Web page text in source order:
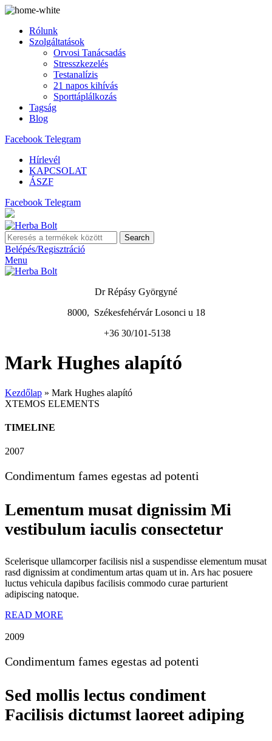
Rólunk
Szolgáltatások
Orvosi Tanácsadás
Stresszkezelés
Testanalízis
21 napos kihívás
Sporttáplálkozás
Tagság
Blog
Facebook Telegram
Hírlevél
KAPCSOLAT
ÁSZF
Facebook Telegram
Search
Belépés/Regisztráció
Menu
Dr Répásy Györgyné
8000, Székesfehérvár Losonci u 18
+36 30/101-5138
Mark Hughes alapító
Kezdőlap » Mark Hughes alapító
XTEMOS ELEMENTS
TIMELINE
2007
Condimentum fames egestas ad potenti
Lementum musat dignissim Mi
vestibulum iaculis consectetur
Scelerisque ullamcorper facilisis nisl a suspendisse elementum musat
rasd dignissim at condimentum artas quam ut in. Ars hac posuere
luctus vehicula dapibus facilisis commodo curae parturient
adipiscing natoque.
READ MORE
2009
Condimentum fames egestas ad potenti
Sed mollis lectus condiment
Facilisis dictumst laoreet adiping